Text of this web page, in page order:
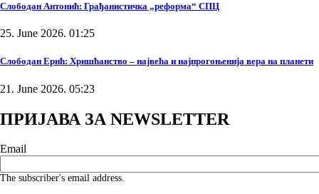
Слободан Антонић: Грађанистичка „реформа“ СПЦ
25. June 2026. 01:25
Слободан Ерић: Хришћанство – највећа и најпрогоњенија вера на планети
21. June 2026. 05:23
ПРИЈАВА ЗА NEWSLETTER
Email
The subscriber's email address.